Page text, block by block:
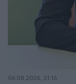
06.08.2026, 21:16